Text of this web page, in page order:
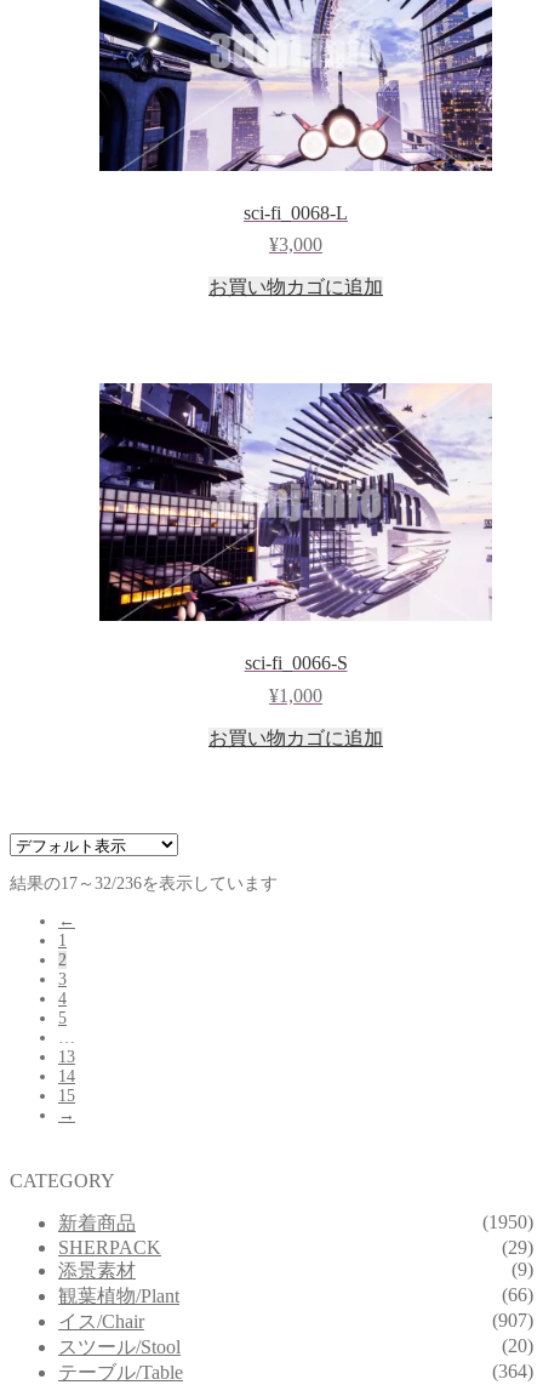
sci-fi_0068-L
¥3,000
お買い物カゴに追加
sci-fi_0066-S
¥1,000
お買い物カゴに追加
結果の17～32/236を表示しています
←
1
2
3
4
5
…
13
14
15
→
CATEGORY
新着商品
(1950)
SHERPACK
(29)
添景素材
(9)
観葉植物/Plant
(66)
イス/Chair
(907)
スツール/Stool
(20)
テーブル/Table
(364)